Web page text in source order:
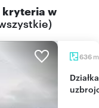
kryteria w
)
636 m
Działka do wynajęcia w Jaworzu, 636 m2,